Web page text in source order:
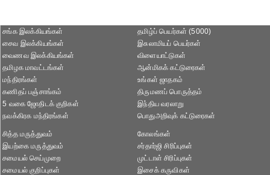
சங்க இலக்கியங்கள்
சைவ இலக்கியங்கள்
வைணவ இலக்கியங்கள்
தமிழக மாவட்டங்கள்
தமிழ்ப் பெயர்கள் (5000)
இசுலாமியப் பெயர்கள்
விளையாட்டுகள்
ஆன்மிகக் கட்டுரைகள்
மந்திரங்கள்
கணிதப் பஞ்சாங்கம்
5 வகை ஜோதிடக் குறிகள்
நவக்கிரக மந்திரங்கள்
உங்கள் ஜாதகம்
திருமணப் பொருத்தம்
இந்திய வரலாறு
பொதுஅறிவுக் கட்டுரைகள்
சித்த மருத்துவம்
இயற்கை மருத்துவம்
சமையல் செய்முறை
சமையல் குறிப்புகள்
கோலங்கள்
சர்தார்ஜி சிரிப்புகள்
முட்டாள் சிரிப்புகள்
இசைக் கருவிகள்